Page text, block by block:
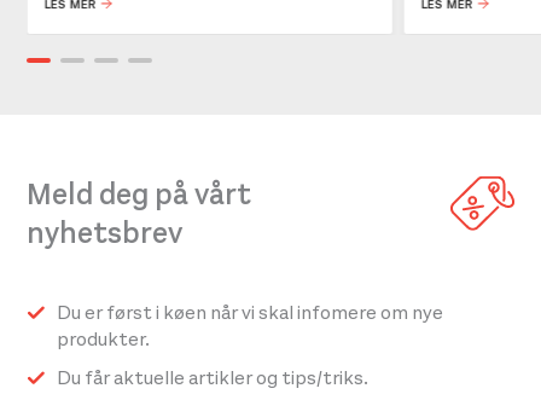
LES MER LES MER
Meld deg på vårt
nyhetsbrev
Du er først i køen når vi skal infomere om nye
produkter.
Du får aktuelle artikler og tips/triks.